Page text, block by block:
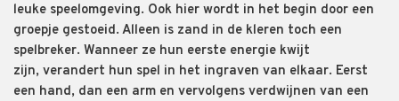
leuke speelomgeving. Ook hier wordt in het begin door een
groepje gestoeid. Alleen is zand in de kleren toch een
spelbreker. Wanneer ze hun eerste energie kwijt
zijn, verandert hun spel in het ingraven van elkaar. Eerst
een hand, dan een arm en vervolgens verdwijnen van een